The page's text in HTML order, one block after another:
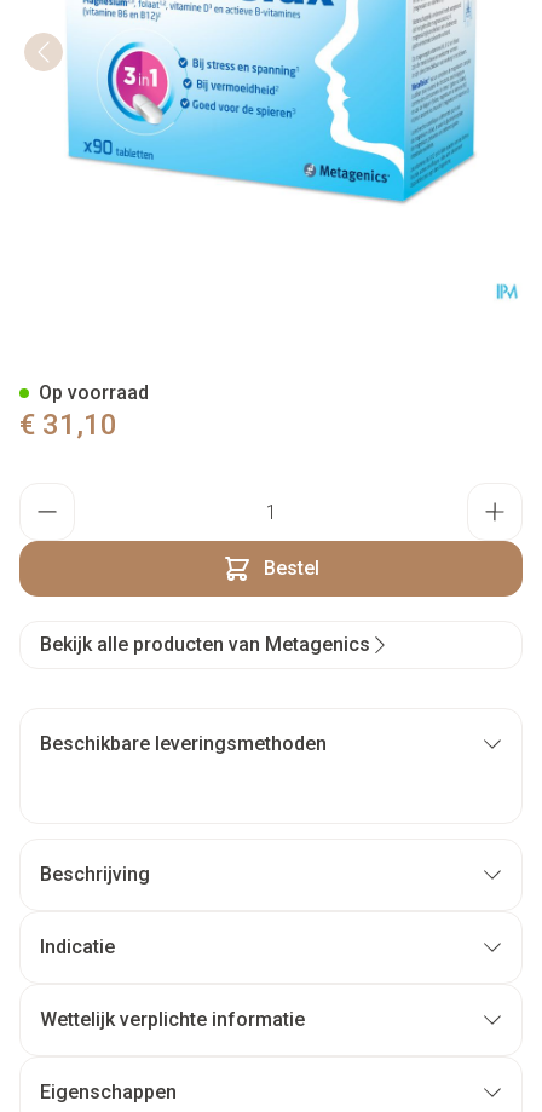
€ 31,10
Bestel
Op voorraad
Bekijk alle producten van Metagenics
Beschikbare leveringsmethoden
Beschrijving
Indicatie
Wettelijk verplichte informatie
Eigenschappen